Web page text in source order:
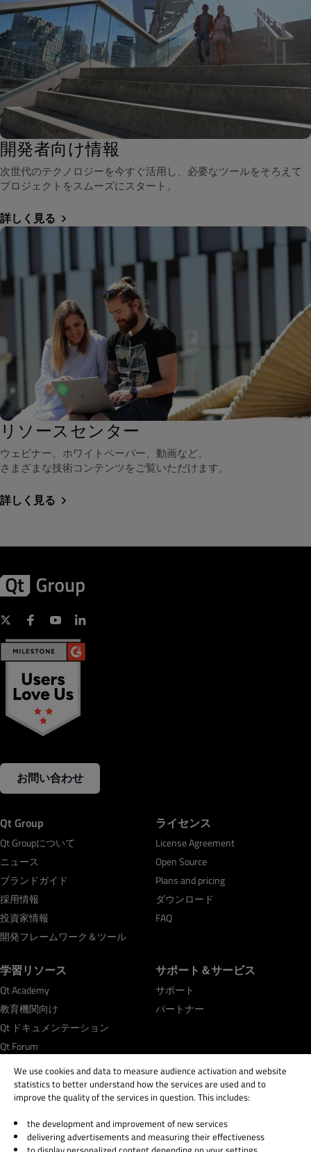
開発者向け情報
次世代のテクノロジーを今すぐ活用し、必要なツールをそろえて
プロジェクトをスムーズにスタート。
詳しく見る
リソースセンター
ウェビナー、ホワイトペーパー、動画など、
さまざまな技術コンテンツをご覧いただけます。
詳しく見る
お問い合わせ
Qt Group
Qt Groupについて
ニュース
ブランドガイド
採用情報
投資家情報
開発フレームワーク＆ツール
ライセンス
License Agreement
Open Source
Plans and pricing
ダウンロード
FAQ
学習リソース
Qt Academy
教育機関向け
Qt ドキュメンテーション
Qt Forum
サポート＆サービス
サポート
パートナー
© 2026 The Qt Company
Legal Notice
We use cookies and data to measure audience activation and website
statistics to better understand how the services are used and to
improve the quality of the services in question. This includes:
the development and improvement of new services
delivering advertisements and measuring their effectiveness